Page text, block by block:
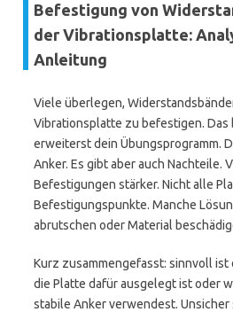
Befestigung von
der Vibrationsplatte:
Anleitung
Viele überlegen,
Vibrationsplatte zu befestigen. Das
erweiterst dein Übungsprogramm.
Anker. Es gibt aber auch Nachteile.
Befestigungen stärker. Nicht alle
Befestigungspunkte. Manche
abrutschen oder Material
Kurz zusammengefasst: sinnvoll
die Platte dafür ausgelegt ist oder
stabile Anker verwendest. Unsicher